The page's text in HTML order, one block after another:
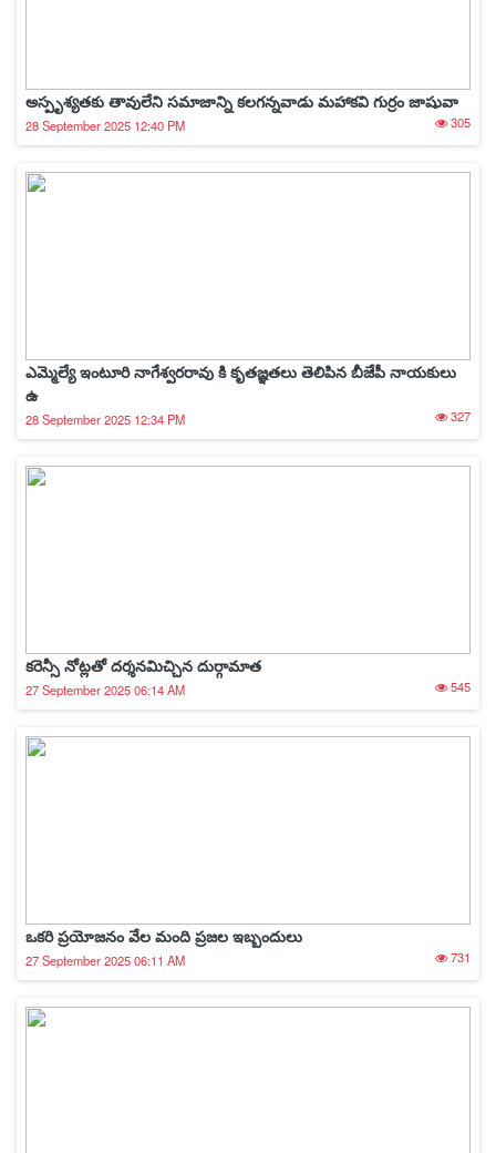
అస్పృశ్యతకు తావులేని సమాజాన్ని కలగన్నవాడు మహాకవి గుర్రం జాషువా
28 September 2025 12:40 PM 305
ఎమ్మెల్యే ఇంటూరి నాగేశ్వరరావు కి కృతజ్ఞతలు తెలిపిన బీజేపీ నాయకులు
ఉ
28 September 2025 12:34 PM 327
కరెన్సీ నోట్లతో దర్శనమిచ్చిన దుర్గామాత
27 September 2025 06:14 AM 545
ఒకరి ప్రయోజనం వేల మంది ప్రజల ఇబ్బందులు
27 September 2025 06:11 AM 731